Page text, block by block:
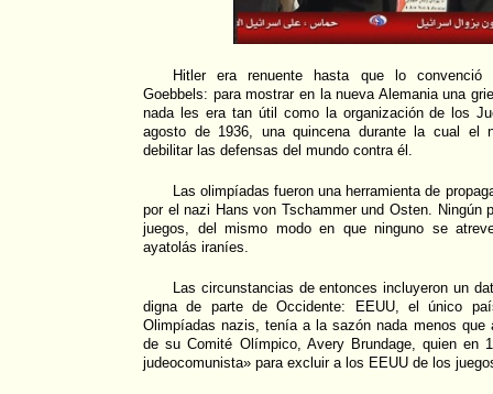
Hitler era renuente hasta que lo convenció
Goebbels: para mostrar en la nueva Alemania una
nada les era tan útil como la organización de los
agosto de 1936, una quincena durante la cual el
debilitar las defensas del mundo contra él.
Las olimpíadas fueron una herramienta de
por el nazi Hans von Tschammer und Osten. Ningún
juegos, del mismo modo en que ninguno se
ayatolás iraníes.
Las circunstancias de entonces incluyeron un
digna de parte de Occidente: EEUU, el único
Olimpíadas nazis, tenía a la sazón nada menos que
de su Comité Olímpico, Avery Brundage, quien en
judeocomunista» para excluir a los EEUU de los